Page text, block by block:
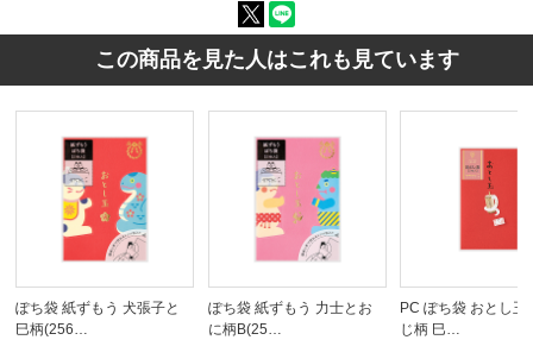
この商品を見た人はこれも見ています
ぽち袋 紙ずもう 犬張子と
巳柄(256…
ぽち袋 紙ずもう 力士とお
に柄B(25…
PC ぽち袋 おとし玉
じ柄 巳…